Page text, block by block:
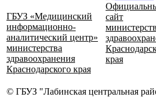
ГБУЗ «Медицинский
информационно-
аналитический центр»
министерства
здравоохранения
Краснодарского края
сайт
края
© ГБУЗ "Лабинская центральная